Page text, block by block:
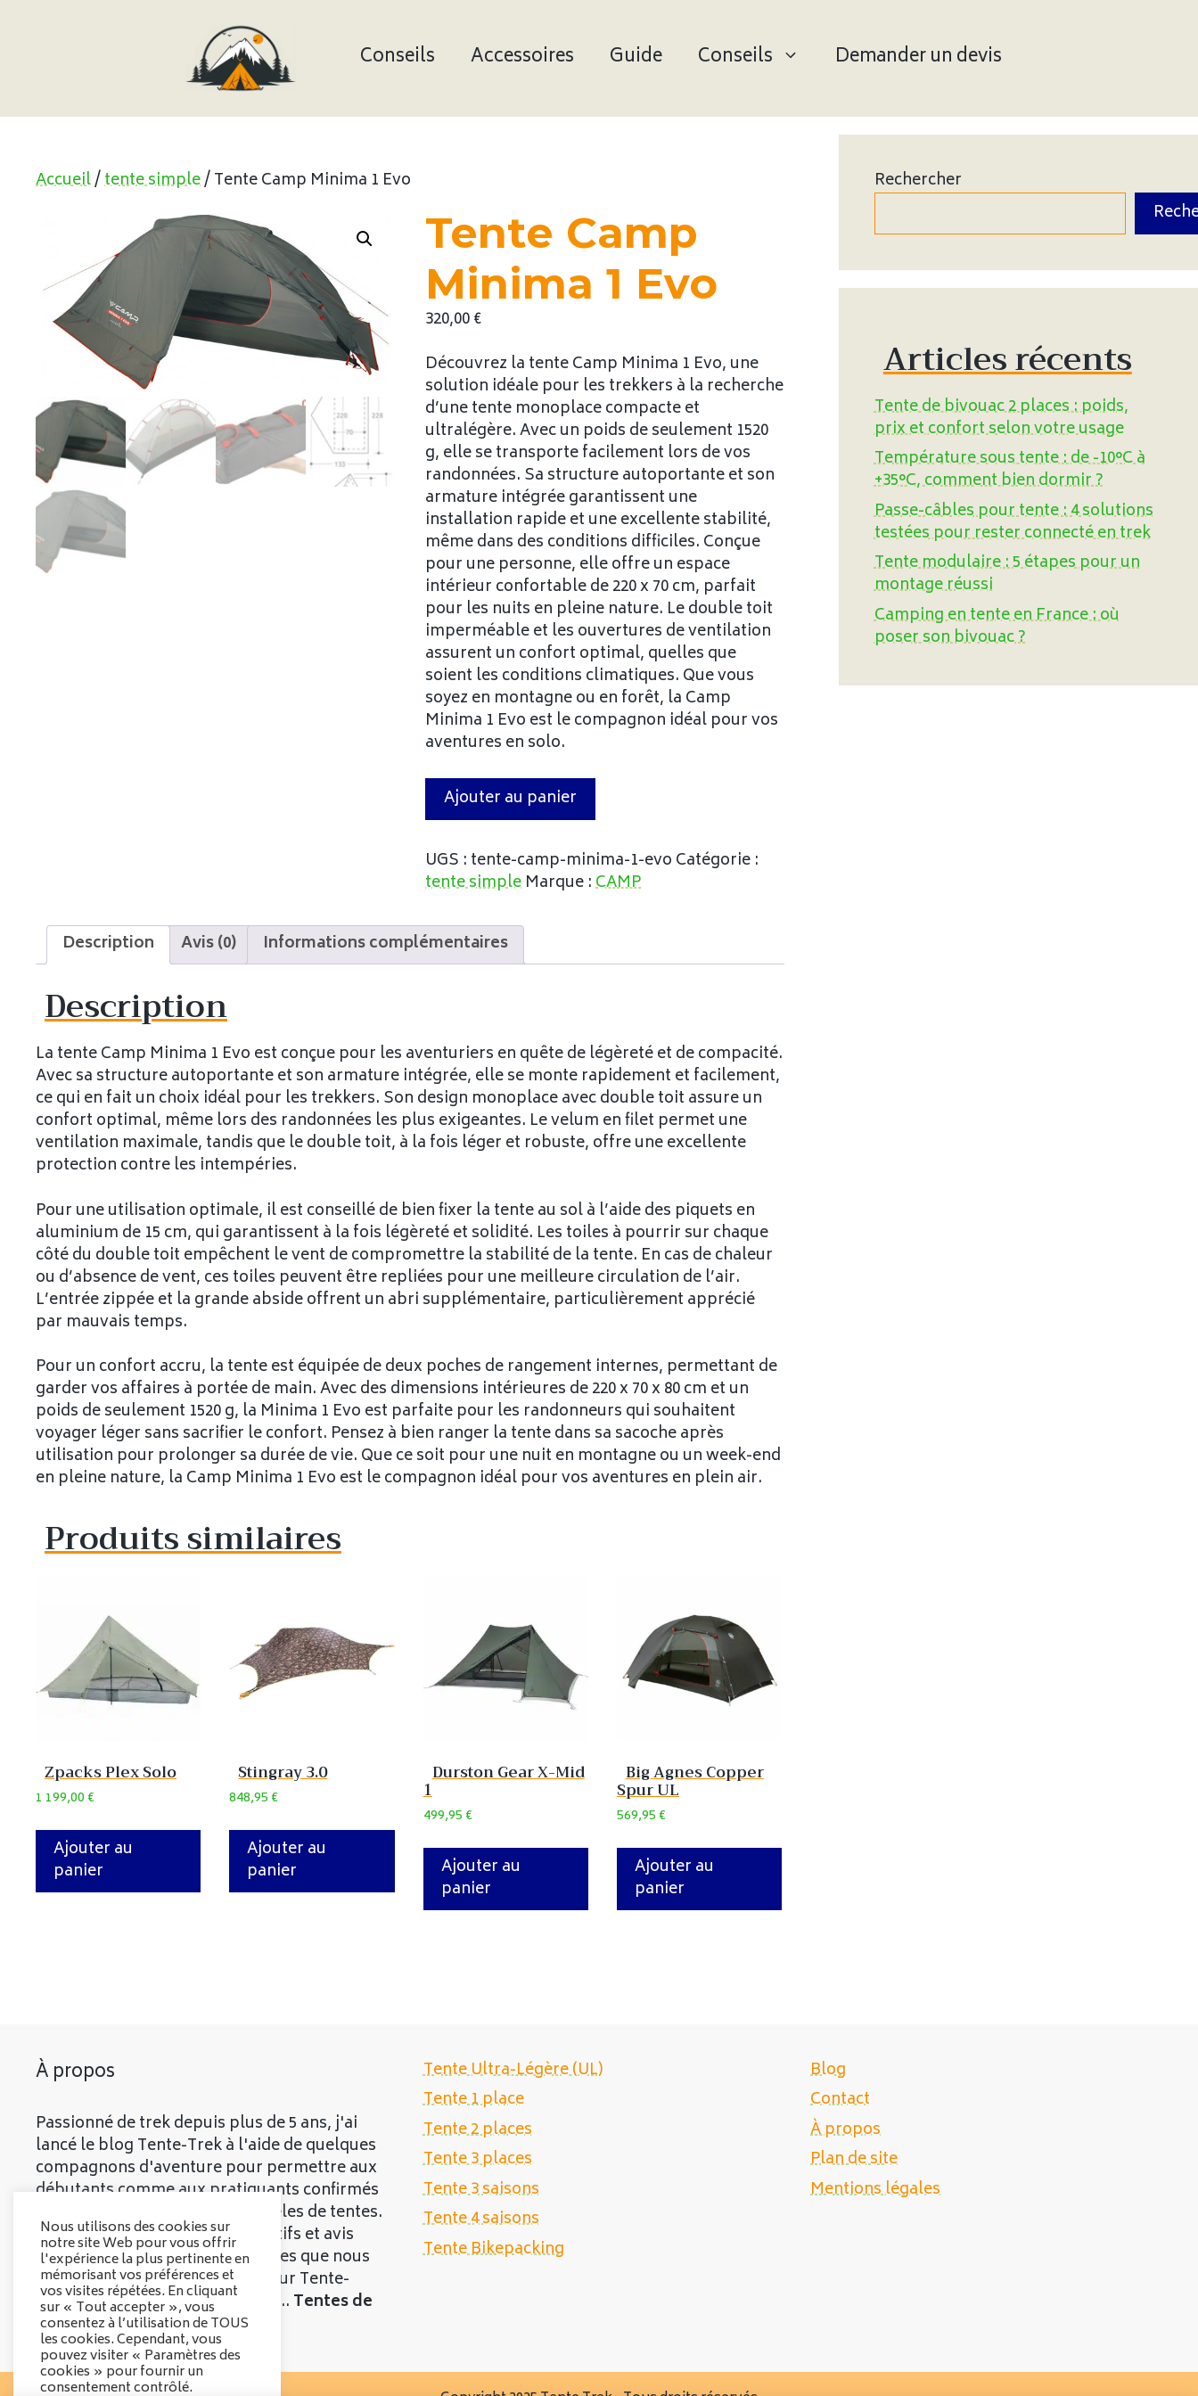
Conseils Accessoires Guide Conseils Demander un devis
Accueil/tente simple/ Tente Camp Minima 1 Evo
Tente Camp
Minima 1 Evo
320,00€
Découvrez la tente Camp Minima 1 Evo, une
solution idéale pour les trekkers à la recherche
d’une tente monoplace compacte et
ultralégère. Avec un poids de seulement 1520
g, elle se transporte facilement lors de vos
randonnées. Sa structure autoportante et son
armature intégrée garantissent une
installation rapide et une excellente stabilité,
même dans des conditions difficiles. Conçue
pour une personne, elle offre un espace
intérieur confortable de 220 x 70 cm, parfait
pour les nuits en pleine nature. Le double toit
imperméable et les ouvertures de ventilation
assurent un confort optimal, quelles que
soient les conditions climatiques. Que vous
soyez en montagne ou en forêt, la Camp
Minima 1 Evo est le compagnon idéal pour vos
aventures en solo.
Ajouter au panier
UGS : tente-camp-minima-1-evo Catégorie :
tente simple Marque :CAMP
Description Avis (0) Informations complémentaires
Description
La tente Camp Minima 1 Evo est conçue pour les aventuriers en quête de légèreté et de compacité.
Avec sa structure autoportante et son armature intégrée, elle se monte rapidement et facilement,
ce qui en fait un choix idéal pour les trekkers. Son design monoplace avec double toit assure un
confort optimal, même lors des randonnées les plus exigeantes. Le velum en filet permet une
ventilation maximale, tandis que le double toit, à la fois léger et robuste, offre une excellente
protection contre les intempéries.
Pour une utilisation optimale, il est conseillé de bien fixer la tente au sol à l’aide des piquets en
aluminium de 15 cm, qui garantissent à la fois légèreté et solidité. Les toiles à pourrir sur chaque
côté du double toit empêchent le vent de compromettre la stabilité de la tente. En cas de chaleur
ou d’absence de vent, ces toiles peuvent être repliées pour une meilleure circulation de l’air.
L’entrée zippée et la grande abside offrent un abri supplémentaire, particulièrement apprécié
par mauvais temps.
Pour un confort accru, la tente est équipée de deux poches de rangement internes, permettant de
garder vos affaires à portée de main. Avec des dimensions intérieures de 220 x 70 x 80 cm et un
poids de seulement 1520 g, la Minima 1 Evo est parfaite pour les randonneurs qui souhaitent
voyager léger sans sacrifier le confort. Pensez à bien ranger la tente dans sa sacoche après
utilisation pour prolonger sa durée de vie. Que ce soit pour une nuit en montagne ou un week-end
en pleine nature, la Camp Minima 1 Evo est le compagnon idéal pour vos aventures en plein air.
Produits similaires
Zpacks Plex Solo
1 199,00€
Ajouter au
panier
Stingray 3.0
848,95€
Ajouter au
panier
Durston Gear X-Mid
1
499,95€
Ajouter au
panier
Big Agnes Copper
Spur UL
569,95€
Ajouter au
panier
Rechercher
Articles récents
Tente de bivouac 2 places : poids,
prix et confort selon votre usage
Température sous tente : de -10°C à
+35°C, comment bien dormir ?
Passe-câbles pour tente : 4 solutions
testées pour rester connecté en trek
Tente modulaire : 5 étapes pour un
montage réussi
Camping en tente en France : où
poser son bivouac ?
À propos
Passionné de trek depuis plus de 5 ans, j'ai
lancé le blog Tente-Trek à l'aide de quelques
compagnons d'aventure pour permettre aux
débutants comme aux pratiquants confirmés
de découvrir les meilleurs modèles de tentes.
Vous trouverez divers comparatifs et avis
objectifs sur les différentes tentes que nous
vous présenterons. Bienvenue sur Tente-
Trek, le comparatif qui parle de... Tentes de
Trek!
Tente Ultra-Légère (UL)
Tente 1 place
Tente 2 places
Tente 3 places
Tente 3 saisons
Tente 4 saisons
Tente Bikepacking
Blog
Contact
À propos
Plan de site
Mentions légales
Nous utilisons des cookies sur
notre site Web pour vous offrir
l'expérience la plus pertinente en
mémorisant vos préférences et
vos visites répétées. En cliquant
sur « Tout accepter », vous
consentez à l’utilisation de TOUS
les cookies. Cependant, vous
pouvez visiter « Paramètres des
cookies » pour fournir un
consentement contrôlé.